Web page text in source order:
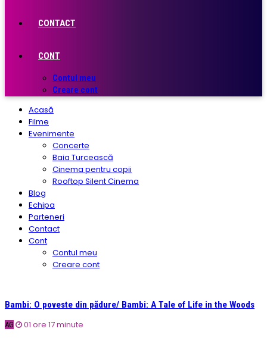
CONTACT
CONT
Contul meu
Creare cont
Acasă
Filme
Evenimente
Concerte
Baia Turcească
Cinema pentru copii
Rooftop Silent Cinema
Blog
Echipa
Parteneri
Contact
Cont
Contul meu
Creare cont
Bambi: O poveste din pădure/ Bambi: A Tale of Life in the Woods
AG
01 ore 17 minute